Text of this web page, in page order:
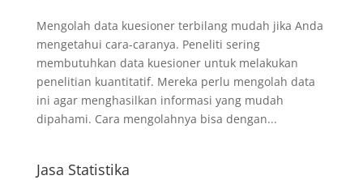
Mengolah data kuesioner terbilang mudah jika Anda
mengetahui cara-caranya. Peneliti sering
membutuhkan data kuesioner untuk melakukan
penelitian kuantitatif. Mereka perlu mengolah data
ini agar menghasilkan informasi yang mudah
dipahami. Cara mengolahnya bisa dengan...
Jasa Statistika